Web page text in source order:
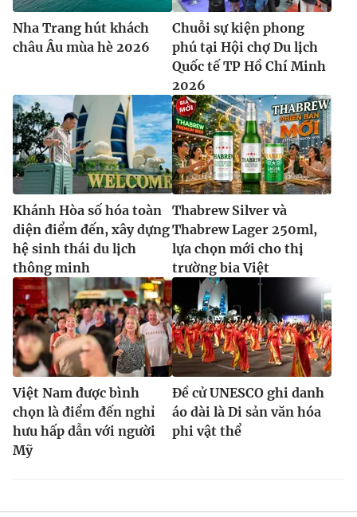
Nha Trang hút khách
châu Âu mùa hè 2026
Chuỗi sự kiện phong
phú tại Hội chợ Du lịch
Quốc tế TP Hồ Chí Minh
2026
Khánh Hòa số hóa toàn
diện điểm đến, xây dựng
hệ sinh thái du lịch
thông minh
Thabrew Silver và
Thabrew Lager 250ml,
lựa chọn mới cho thị
trường bia Việt
Việt Nam được bình
chọn là điểm đến nghỉ
hưu hấp dẫn với người
Mỹ
Đề cử UNESCO ghi danh
áo dài là Di sản văn hóa
phi vật thể